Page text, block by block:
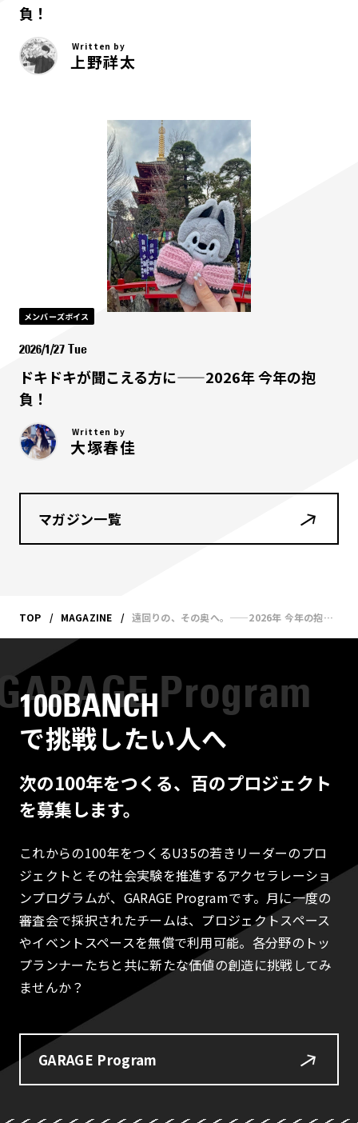
負！
Written by
上野祥太
メンバーズボイス
2026/1/27 Tue
ドキドキが聞こえる方に——2026年 今年の抱
負！
Written by
大塚春佳
マガジン一覧
TOP MAGAZINE 遠回りの、その奥へ。——2026年 今年の抱負！
100BANCH
で挑戦したい人へ
次の100年をつくる、百のプロジェクト
を募集します。
これからの100年をつくるU35の若きリーダーのプロ
ジェクトとその社会実験を推進するアクセラレーショ
ンプログラムが、GARAGE Programです。月に一度の
審査会で採択されたチームは、プロジェクトスペース
やイベントスペースを無償で利用可能。各分野のトッ
プランナーたちと共に新たな価値の創造に挑戦してみ
ませんか？
GARAGE Program